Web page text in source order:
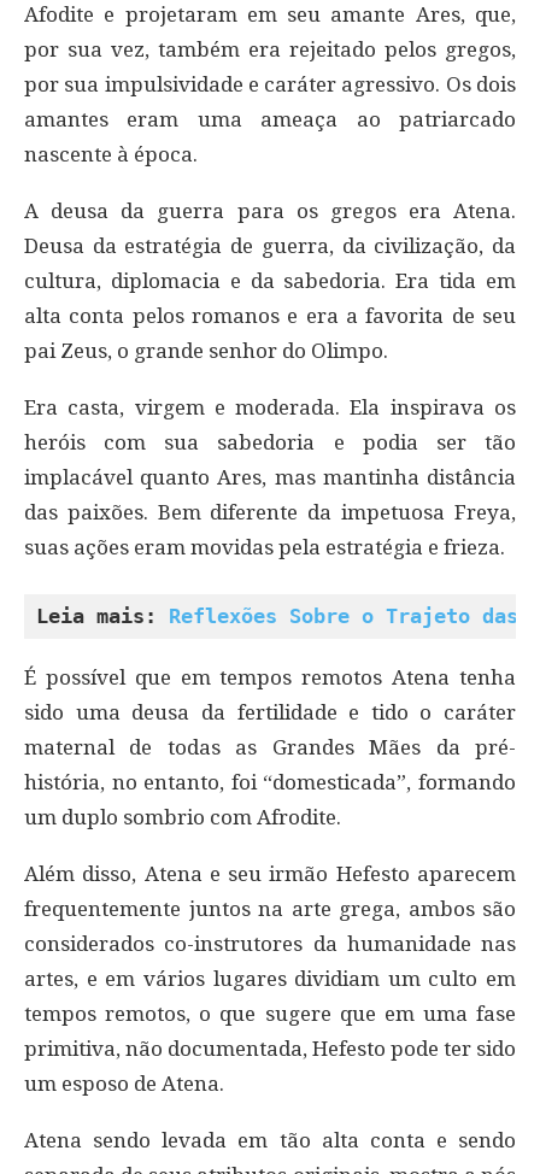
Afodite e projetaram em seu amante Ares, que,
por sua vez, também era rejeitado pelos gregos,
por sua impulsividade e caráter agressivo. Os dois
amantes eram uma ameaça ao patriarcado
nascente à época.
A deusa da guerra para os gregos era Atena.
Deusa da estratégia de guerra, da civilização, da
cultura, diplomacia e da sabedoria. Era tida em
alta conta pelos romanos e era a favorita de seu
pai Zeus, o grande senhor do Olimpo.
Era casta, virgem e moderada. Ela inspirava os
heróis com sua sabedoria e podia ser tão
implacável quanto Ares, mas mantinha distância
das paixões. Bem diferente da impetuosa Freya,
suas ações eram movidas pela estratégia e frieza.
Leia mais: Reflexões Sobre o Trajeto das
É possível que em tempos remotos Atena tenha
sido uma deusa da fertilidade e tido o caráter
maternal de todas as Grandes Mães da pré-
história, no entanto, foi “domesticada”, formando
um duplo sombrio com Afrodite.
Além disso, Atena e seu irmão Hefesto aparecem
frequentemente juntos na arte grega, ambos são
considerados co-instrutores da humanidade nas
artes, e em vários lugares dividiam um culto em
tempos remotos, o que sugere que em uma fase
primitiva, não documentada, Hefesto pode ter sido
um esposo de Atena.
Atena sendo levada em tão alta conta e sendo